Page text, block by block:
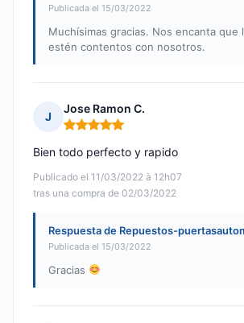
Publicada el 15/03/2022
Muchísimas gracias. Nos encanta que
estén contentos con nosotros.
J
Jose Ramon C.
Nota: 5 de 5
Publicado el 11/03/2022 à 12h07
tras una compra de 02/03/2022
Bien todo perfecto y rapido
Respuesta de Repuestos-
Publicada el 15/03/2022
Gracias